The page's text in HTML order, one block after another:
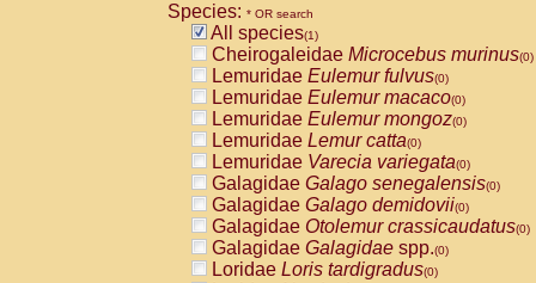
Species: * OR search
All species(1)
Cheirogaleidae Microcebus murinus(0)
Lemuridae Eulemur fulvus(0)
Lemuridae Eulemur macaco(0)
Lemuridae Eulemur mongoz(0)
Lemuridae Lemur catta(0)
Lemuridae Varecia variegata(0)
Galagidae Galago senegalensis(0)
Galagidae Galago demidovii(0)
Galagidae Otolemur crassicaudatus(0)
Galagidae Galagidae spp.(0)
Loridae Loris tardigradus(0)